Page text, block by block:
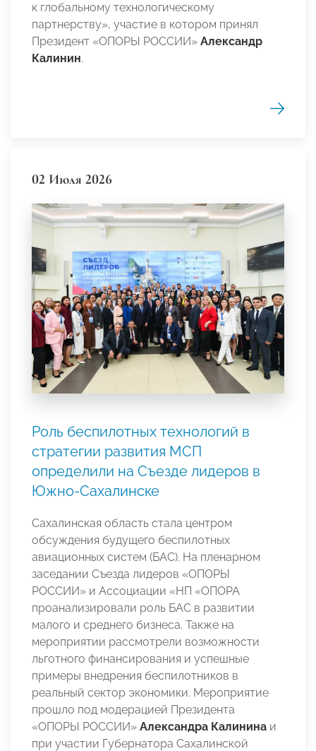
к глобальному технологическому
партнерству», участие в котором принял
Президент «ОПОРЫ РОССИИ» Александр
Калинин.
02 Июля 2026
Роль беспилотных технологий в
стратегии развития МСП
определили на Съезде лидеров в
Южно-Сахалинске
Сахалинская область стала центром
обсуждения будущего беспилотных
авиационных систем (БАС). На пленарном
заседании Съезда лидеров «ОПОРЫ
РОССИИ» и Ассоциации «НП «ОПОРА
проанализировали роль БАС в развитии
малого и среднего бизнеса. Также на
мероприятии рассмотрели возможности
льготного финансирования и успешные
примеры внедрения беспилотников в
реальный сектор экономики. Мероприятие
прошло под модерацией Президента
«ОПОРЫ РОССИИ» Александра Калинина и
при участии Губернатора Сахалинской